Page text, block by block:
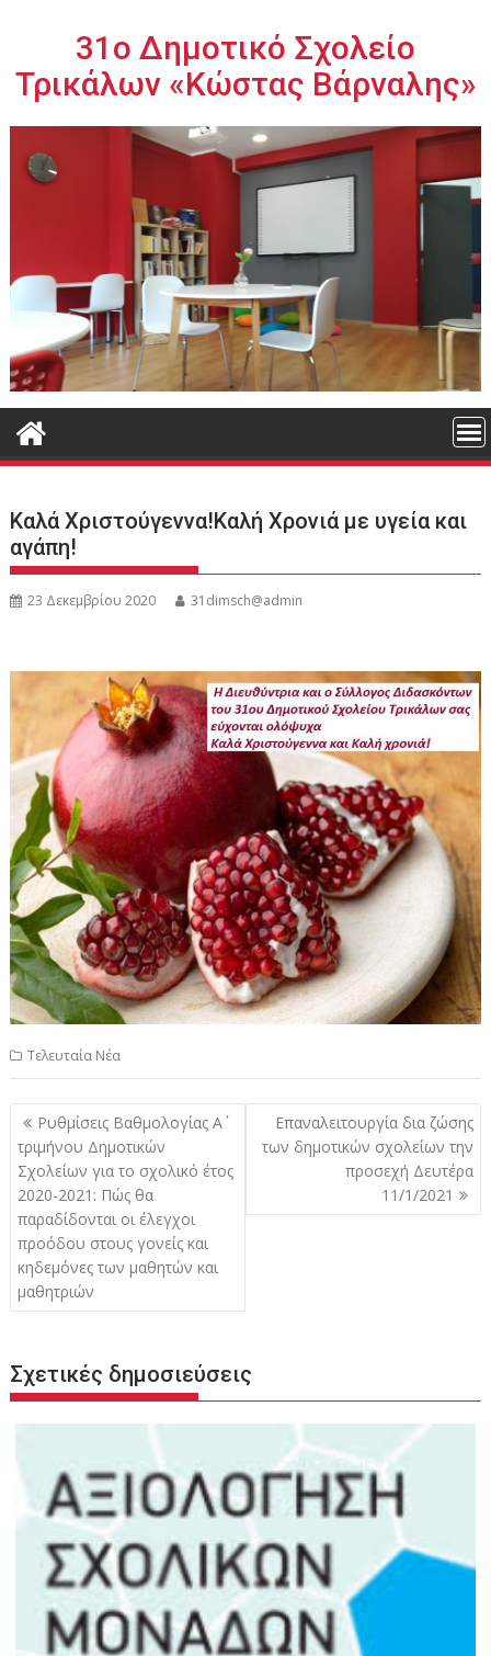
περιεχόμενο31ο Δημοτικό Σχολείο
Τρικάλων «Κώστας Βάρναλης»
Καλά Χριστούγεννα!Καλή Χρονιά με υγεία και
αγάπη!
23 Δεκεμβρίου 2020 31dimsch@admin
Τελευταία Νέα
Πλοήγηση
άρθρων
Ρυθμίσεις Βαθμολογίας Α΄
τριμήνου Δημοτικών
Σχολείων για το σχολικό έτος
2020-2021: Πώς θα
παραδίδονται οι έλεγχοι
προόδου στους γονείς και
κηδεμόνες των μαθητών και
μαθητριών
Επαναλειτουργία δια ζώσης
των δημοτικών σχολείων την
προσεχή Δευτέρα
11/1/2021
Σχετικές δημοσιεύσεις